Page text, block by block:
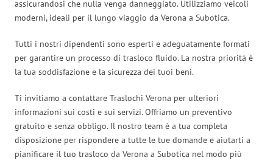
assicurandosi che nulla venga danneggiato. Utilizziamo veicoli
moderni, ideali per il lungo viaggio da Verona a Subotica.
Tutti i nostri dipendenti sono esperti e adeguatamente formati
per garantire un processo di trasloco fluido. La nostra priorità è
la tua soddisfazione e la sicurezza dei tuoi beni.
Ti invitiamo a contattare Traslochi Verona per ulteriori
informazioni sui costi e sui servizi. Offriamo un preventivo
gratuito e senza obbligo. Il nostro team è a tua completa
disposizione per rispondere a tutte le tue domande e aiutarti a
pianificare il tuo trasloco da Verona a Subotica nel modo più